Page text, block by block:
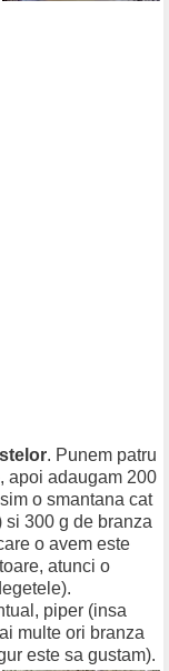
. Punem patru
apoi adaugam 200
o smantana cat
si 300 g de branza
o avem este
atunci o
piper (insa
multe ori branza
este sa gustam).